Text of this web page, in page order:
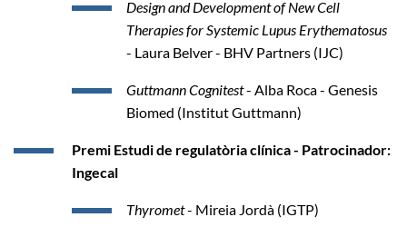
Design and Development of New Cell
Therapies for Systemic Lupus Erythematosus
- Laura Belver - BHV Partners (IJC)
Guttmann Cognitest- Alba Roca - Genesis
Biomed (Institut Guttmann)
Premi Estudi de regulatòria clínica - Patrocinador:
Ingecal
Thyromet- Mireia Jordà (IGTP)